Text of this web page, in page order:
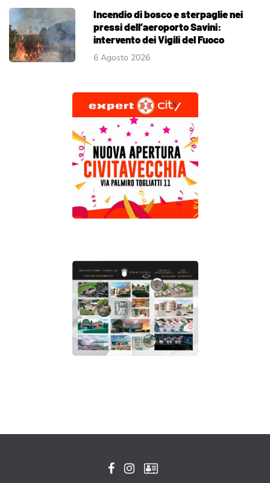
Incendio di bosco e sterpaglie nei
pressi dell’aeroporto Savini:
intervento dei Vigili del Fuoco
6 Agosto 2026